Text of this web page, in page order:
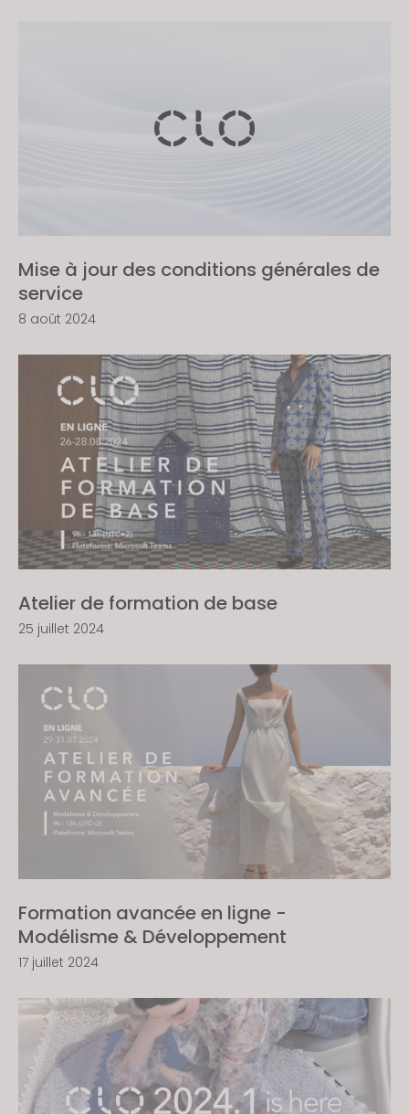
Mise à jour des conditions générales de
service
8 août 2024
Atelier de formation de base
25 juillet 2024
Formation avancée en ligne -
Modélisme & Développement
17 juillet 2024